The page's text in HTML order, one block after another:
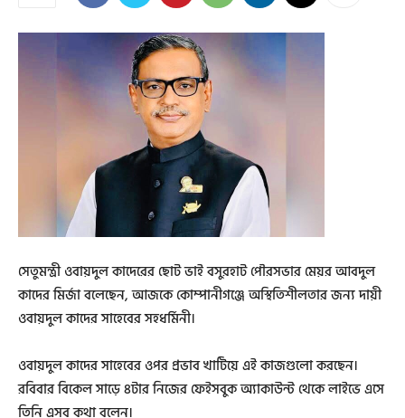
সেতুমন্ত্রী ওবায়দুল কাদেরের ছোট ভাই বসুরহাট পৌরসভার মেয়র আবদুল
কাদের মির্জা বলেছেন, আজকে কোম্পানীগঞ্জে অস্থিতিশীলতার জন্য দায়ী
ওবায়দুল কাদের সাহেবের সহধর্মিনী।
ওবায়দুল কাদের সাহেবের ওপর প্রভাব খাটিয়ে এই কাজগুলো করছেন।
রবিবার বিকেল সাড়ে ৪টার নিজের ফেইসবুক অ্যাকাউন্ট থেকে লাইভে এসে
তিনি এসব কথা বলেন।